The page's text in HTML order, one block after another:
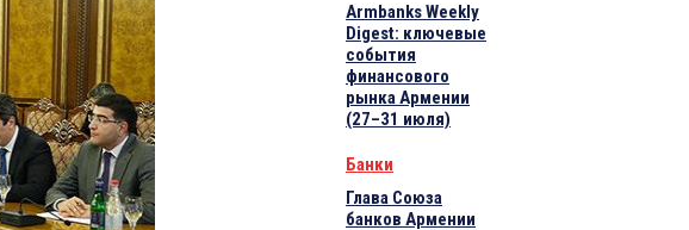
Armbanks Weekly
Digest: ключевые
события
финансового
рынка Армении
(27–31 июля)
Банки
Глава Союза
банков Армении